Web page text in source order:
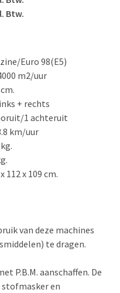
Btw.
Euro 98(E5)
m2/uur
+ rechts
1 achteruit
km/uur
112 x 109 cm.
van deze machines
te dragen.
P.B.M. aanschaffen. De
en